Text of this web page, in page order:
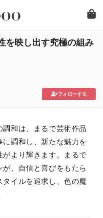
を映し出す究極の組み
フォローする
和は、まるで芸術作品
調和し、新たな魅力を
より輝きます。まるで
、自信と喜びをもたら
イルを追求し、色の魔